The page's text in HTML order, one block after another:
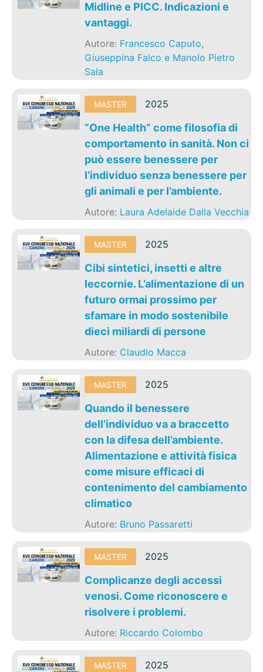
Midline e PICC. Indicazioni e
vantaggi.
Autore: Francesco Caputo,
Giuseppina Falco e Manolo Pietro
Sala
MASTER 2025
“One Health” come filosofia di
comportamento in sanità. Non ci
può essere benessere per
l’individuo senza benessere per
gli animali e per l’ambiente.
Autore: Laura Adelaide Dalla Vecchia
MASTER 2025
Cibi sintetici, insetti e altre
leccornie. L’alimentazione di un
futuro ormai prossimo per
sfamare in modo sostenibile
dieci miliardi di persone
Autore: Claudio Macca
MASTER 2025
Quando il benessere
dell’individuo va a braccetto
con la difesa dell’ambiente.
Alimentazione e attività fisica
come misure efficaci di
contenimento del cambiamento
climatico
Autore: Bruno Passaretti
MASTER 2025
Complicanze degli accessi
venosi. Come riconoscere e
risolvere i problemi.
Autore: Riccardo Colombo
MASTER 2025